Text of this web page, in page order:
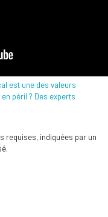
est une des valeurs
péril ? Des experts
requises, indiquées par un